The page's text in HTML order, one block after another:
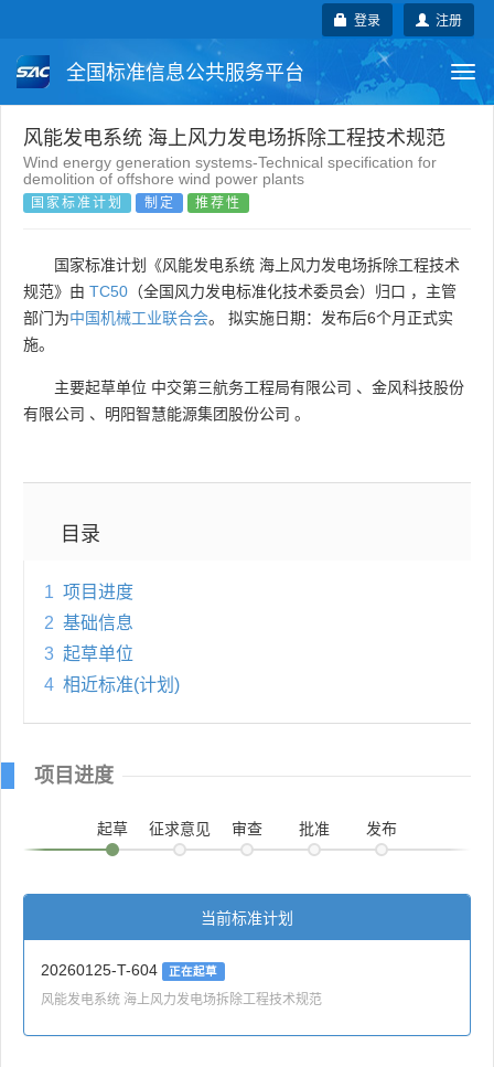
注册
登录
全国标准信息公共服务平台
国家标准 行业标准 地方标准
团体标准 企业标准
风能发电系统 海上风力发电场拆除工程技术规范
Wind energy generation systems-Technical specification for
demolition of offshore wind power plants
国家标准计划 制定 推荐性
国家标准计划《风能发电系统 海上风力发电场拆除工程技术
规范》由 TC50 （全国风力发电标准化技术委员会）归口 ，主管
部门为中国机械工业联合会。 拟实施日期：发布后6个月正式实
施。
主要起草单位 中交第三航务工程局有限公司 、 金风科技股份
有限公司 、 明阳智慧能源集团股份公司 。
目录
1 项目进度
2 基础信息
3 起草单位
4 相近标准(计划)
项目进度
起草 征求意见 审查 批准 发布
当前标准计划
20260125-T-604 正在起草
风能发电系统 海上风力发电场拆除工程技术规范